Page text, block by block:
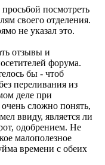
посмотреть
своего отделения.
не указал это.
отзывы и
форума.
бы - чтоб
переливания из
деле при
сложно понять,
ввиду, является ли
одобрением. Не
малополезное
времени с обеих